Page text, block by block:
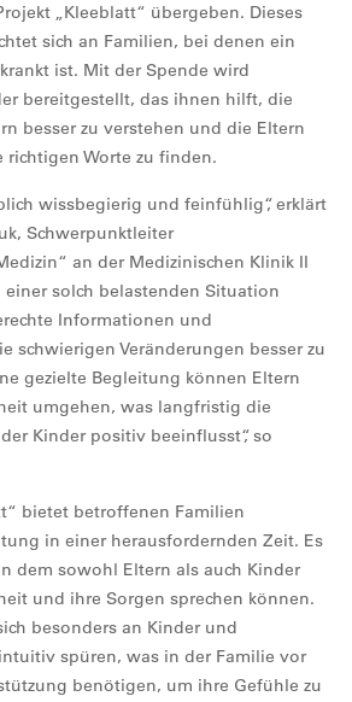
„Kleeblatt“ übergeben. Dieses
sich an Familien, bei denen ein
ist. Mit der Spende wird
bereitgestellt, das ihnen hilft, die
besser zu verstehen und die Eltern
Worte zu finden.
wissbegierig und feinfühlig“, erklärt
Schwerpunktleiter
an der Medizinischen Klinik II
einer solch belastenden Situation
Informationen und
schwierigen Veränderungen besser zu
gezielte Begleitung können Eltern
umgehen, was langfristig die
Kinder positiv beeinflusst“, so
bietet betroffenen Familien
in einer herausfordernden Zeit. Es
dem sowohl Eltern als auch Kinder
und ihre Sorgen sprechen können.
besonders an Kinder und
spüren, was in der Familie vor
benötigen, um ihre Gefühle zu